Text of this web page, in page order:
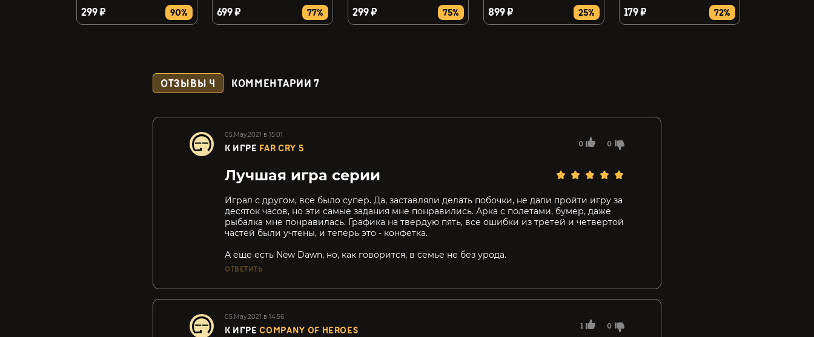
299 ₽ 90% 699 ₽ 77% 299 ₽ 75% 899 ₽ 25% 179 ₽ 72%
ОТЗЫВЫ 4 КОММЕНТАРИИ7
05.May.2021 в 15:01
К ИГРЕ FAR CRY 5 0 0
Лучшая игра серии
Играл с другом, все было супер. Да, заставляли делать побочки, не дали пройти игру за
десяток часов, но эти самые задания мне понравились. Арка с полетами, бумер, даже
рыбалка мне понравилась. Графика на твердую пять, все ошибки из третей и четвертой
частей были учтены, и теперь это - конфетка.
А еще есть New Dawn, но, как говорится, в семье не без урода.
ОТВЕТИТЬ
05.May.2021 в 14:56
К ИГРЕCOMPANY OF HEROES 1 0